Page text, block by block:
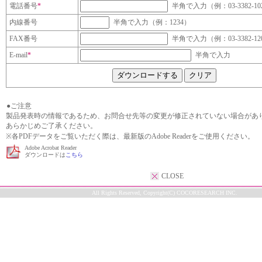
電話番号*
半角で入力（例：03-3382-
内線番号
半角で入力（例：1234）
FAX番号
半角で入力（例：03-3382-
E-mail* 半角で入力
●ご注意
製品発表時の情報であるため、お問合せ先等の変更が修正されていない場合があ
あらかじめご了承ください。
※各PDFデータをご覧いただく際は、最新版のAdobe Readerをご使用ください。
Adobe Acrobat Reader
ダウンロードは こちら
CLOSE
All Rights Reserved, Copyright(C) COCORESEARCH INC.